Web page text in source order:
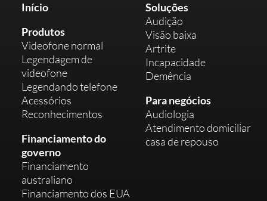
Início
Produtos
Videofone normal
Legendagem de
videofone
Legendando telefone
Acessórios
Reconhecimentos
Financiamento do
governo
Financiamento
australiano
Financiamento dos EUA
Soluções
Audição
Visão baixa
Artrite
Incapacidade
Demência
Para negócios
Audiologia
Atendimento domiciliar
casa de repouso